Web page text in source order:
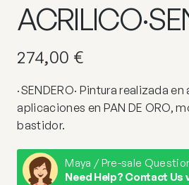
274,00 €
·SENDERO· Pintura realizada
aplicaciones en PAN DE ORO,
bastidor.
Maya / Pre-sale
Need Help? Contact Us